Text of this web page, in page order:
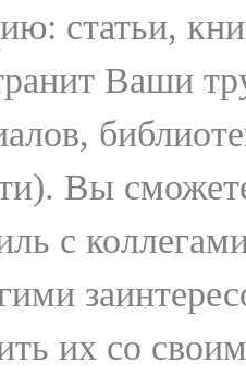
статьи,
Ваши
Вы
с
их со